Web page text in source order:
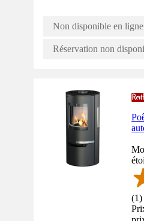
Non disponible en ligne
Réservation non
(1)